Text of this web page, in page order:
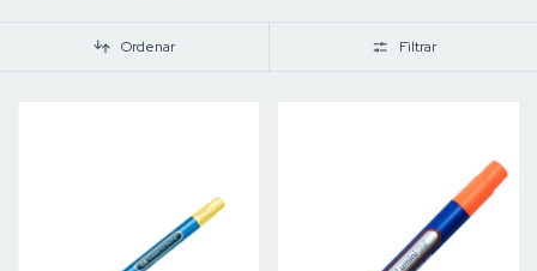
Ordenar Filtrar